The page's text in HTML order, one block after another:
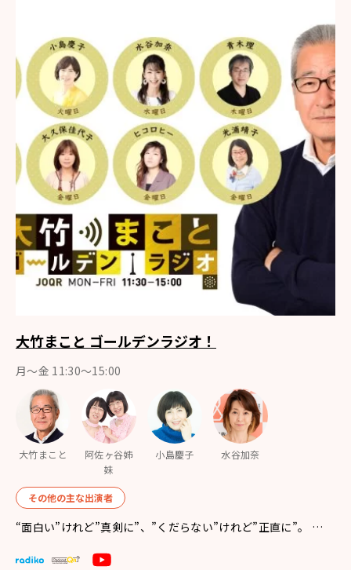
大竹まこと ゴールデンラジオ！
月〜金 11:30～15:00
大竹まこと
阿佐ヶ谷姉
妹
小島慶子 水谷加奈
その他の主な出演者
“面白い”けれど”真剣に”、”くだらない”けれど”正直に”。 …